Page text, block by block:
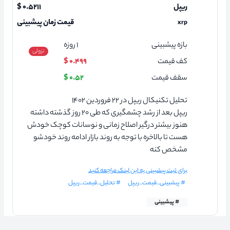
ریپل
xrp
۰.۵۲۱۱ $
قیمت زمان پیشبینی
بازه پیشبینی
کف قیمت
سقف قیمت
۱روزه
۰.۴۹۹ $
۰.۵۲ $
نزولی
تحلیل تکنیکال ریپل در ۲۲ فروردین ۱۴۰۲
ریپل بعد از رشد چشمگیری که طی ۲۰ روز گذشته داشته
هنوز بیشتر درگیر اصلاح زمانی و نوسانات کوچک خودش
هست تا بالاخره با توجه به روند بازار ادامه روند خودشو
مشخص کنه
برای ثبت پیشبینی به این لینک مراجعه کنید
# پیشبینی_قیمت_ریپل
# تحلیل_قیمت_ریپل
# پیشبینی